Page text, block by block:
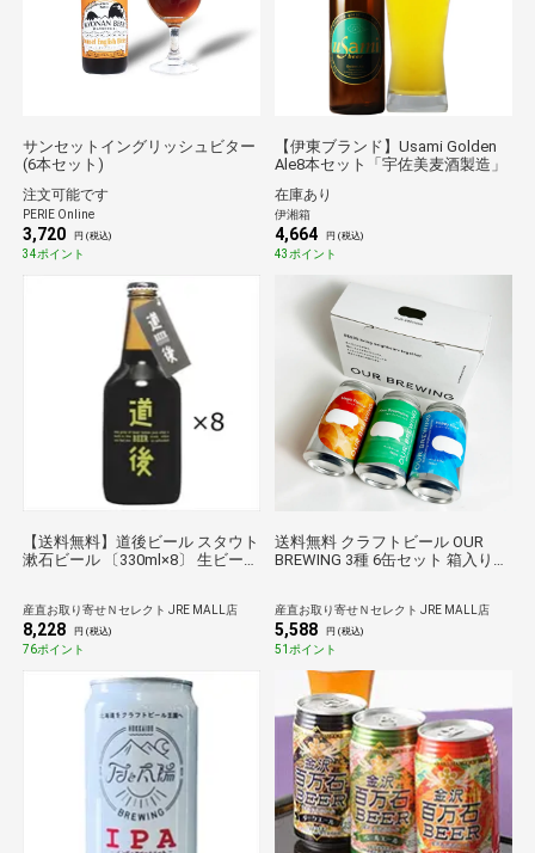
サンセットイングリッシュビター
(6本セット)
注文可能です
PERIE Online
3,720 円 (税込)
34ポイント
【伊東ブランド】Usami Golden
Ale8本セット「宇佐美麦酒製造」
在庫あり
伊湘箱
4,664 円 (税込)
43ポイント
【送料無料】道後ビール スタウト
漱石ビール 〔330ml×8〕 生ビール
産直お取り寄せＮセレクト JRE MALL店
8,228 円 (税込)
76ポイント
送料無料 クラフトビール OUR
BREWING 3種 6缶セット 箱入り
産直お取り寄せＮセレクト JRE MALL店
5,588 円 (税込)
51ポイント